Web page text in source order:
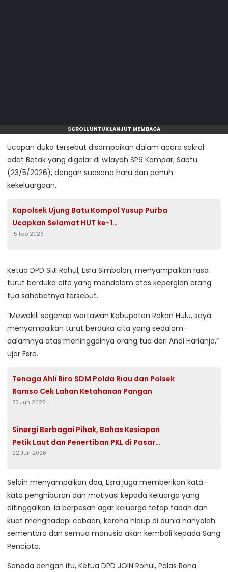
SCROLL UNTUK LANJUT MEMBACA
Ucapan duka tersebut disampaikan dalam acara sakral
adat Batak yang digelar di wilayah SP6 Kampar, Sabtu
(23/5/2026), dengan suasana haru dan penuh
kekeluargaan.
Kapolsek Ujung Batu Kompol Yusup Purba
Ucapkan Selamat HUT ke-1
Suararakyat62.com
15 Feb 2026
Ketua DPD SIJI Rohul, Esra Simbolon, menyampaikan rasa
turut berduka cita yang mendalam atas kepergian orang
tua sahabatnya tersebut.
“Mewakili segenap wartawan Kabupaten Rokan Hulu, saya
menyampaikan turut berduka cita yang sedalam-
dalamnya atas meninggalnya orang tua dari Andi Harianja,”
ujar Esra.
Tenaga Ahli Biro SDM Polda Riau dan Polsek
Ramso Cek Lahan Ketahanan Pangan
23 Jun 2026
Sinergi Berbagai Pihak, Bahas Kesiapan
Petik Laut dan Penertiban PKL di Pasar
Besar Pasuruan
22 Jun 2026
Selain menyampaikan doa, Esra juga memberikan kata-
kata penghiburan dan motivasi kepada keluarga yang
ditinggalkan. Ia berpesan agar keluarga tetap tabah dan
kuat menghadapi cobaan, karena hidup di dunia hanyalah
sementara dan semua manusia akan kembali kepada Sang
Pencipta.
Senada dengan itu, Ketua DPD JOIN Rohul, Palas Roha